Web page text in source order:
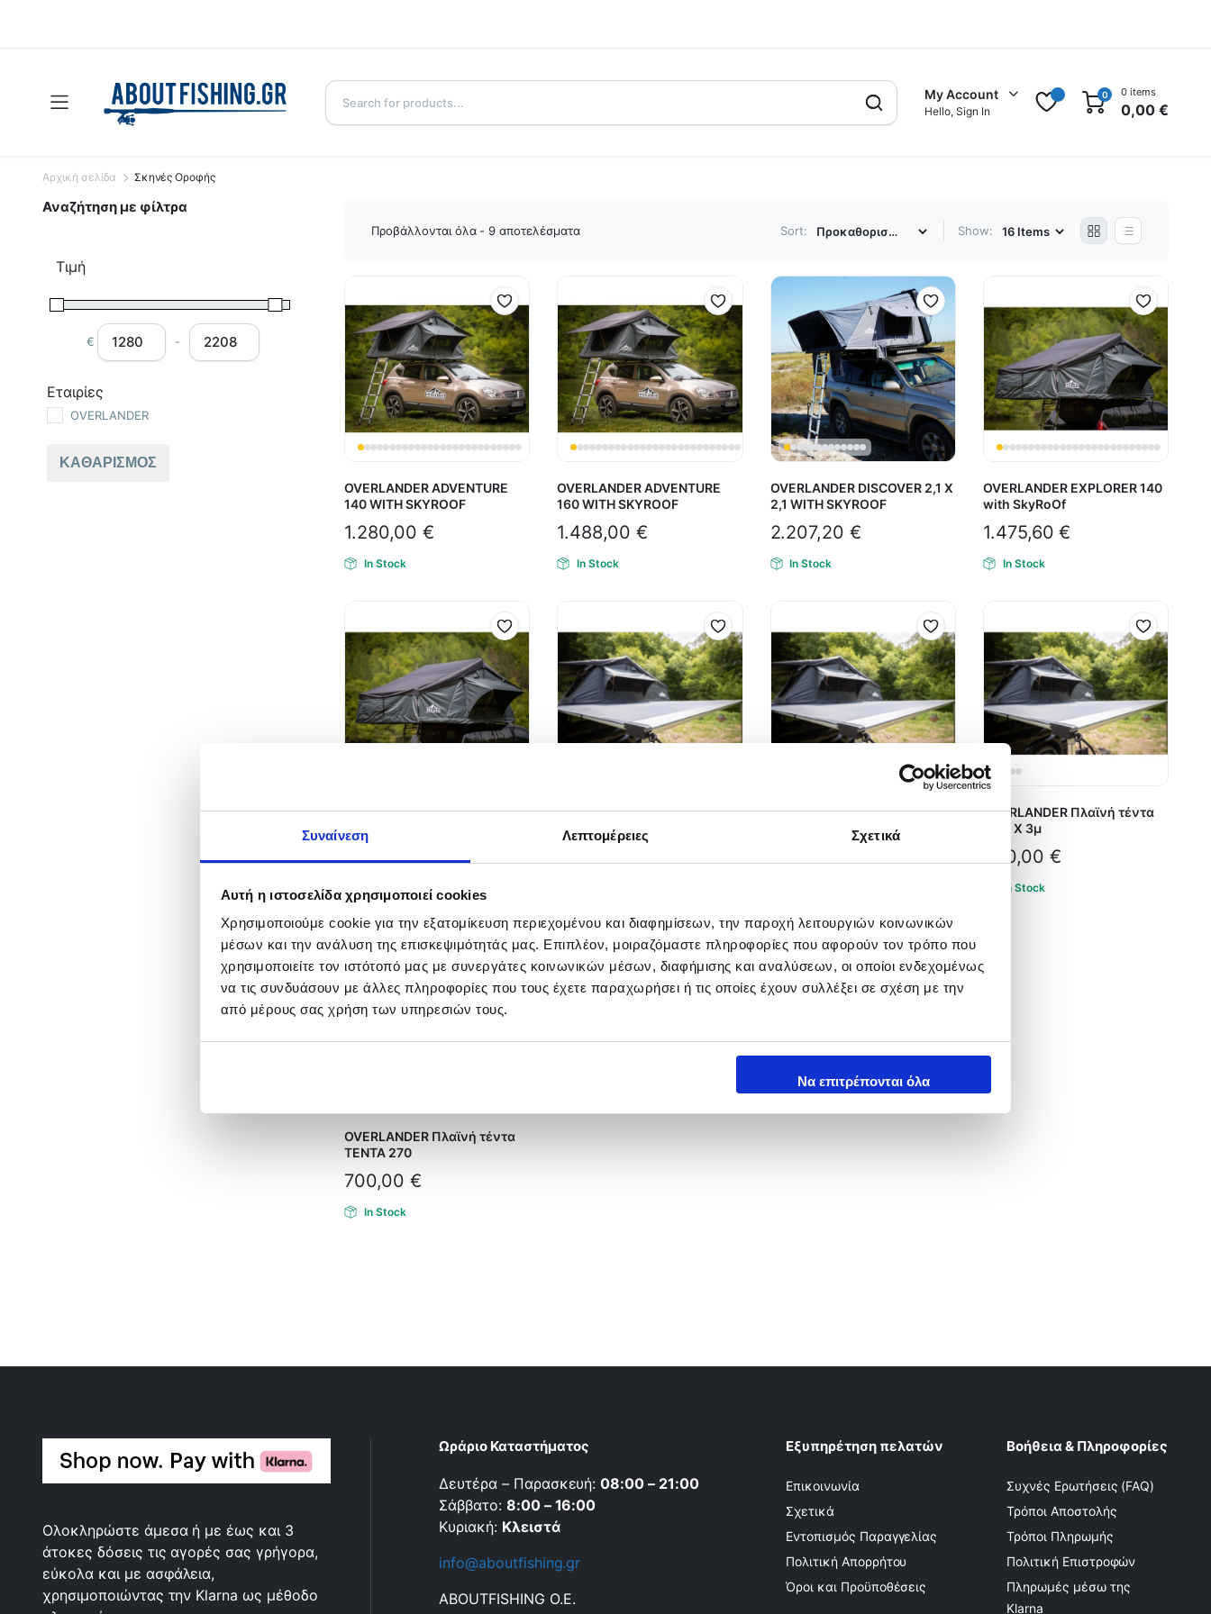
Συναίνεση Λεπτομέρειες Σχετικά
Αυτή η ιστοσελίδα χρησιμοποιεί cookies
Χρησιμοποιούμε cookie για την εξατομίκευση περιεχομένου και διαφημίσεων, την παροχή λειτουργιών κοινωνικών
μέσων και την ανάλυση της επισκεψιμότητάς μας. Επιπλέον, μοιραζόμαστε πληροφορίες που αφορούν τον τρόπο που
χρησιμοποιείτε τον ιστότοπό μας με συνεργάτες κοινωνικών μέσων, διαφήμισης και αναλύσεων, οι οποίοι ενδεχομένως
να τις συνδυάσουν με άλλες πληροφορίες που τους έχετε παραχωρήσει ή τις οποίες έχουν συλλέξει σε σχέση με την
από μέρους σας χρήση των υπηρεσιών τους.
Να επιτρέπονται όλα
My Account
Hello, Sign In
0 0 items
0,00€
Αρχική σελίδα Σκηνές Οροφής
Προβάλλονται όλα - 9 αποτελέσματα Sort: Show:
OVERLANDER ADVENTURE
140 WITH SKYROOF
1.280,00 €
In Stock
OVERLANDER ADVENTURE
160 WITH SKYROOF
1.488,00 €
In Stock
OVERLANDER DISCOVER 2,1 X
2,1 WITH SKYROΟF
2.207,20€
In Stock
OVERLANDER EXPLORER 140
with SkyRoOf
1.475,60€
In Stock
OVERLANDER EXPLORER 160
1.550,00€
OVERLANDER Πλαϊνή τέντα
2,0μ Χ 2,5μ
OVERLANDER Πλαϊνή τέντα
OVERLANDER Πλαϊνή τέντα
2,5μ Χ 3μ
350,00 €
In Stock
OVERLANDER Πλαϊνή τέντα
ΤΕΝΤΑ 270
700,00 €
In Stock
Αναζήτηση με φίλτρα
Τιμή
€ Minimum Price
-Maximum Price
Εταιρίες
OVERLANDER
ΚΑΘΑΡΙΣΜΌΣ
Ολοκληρώστε άμεσα ή με έως και 3
άτοκες δόσεις τις αγορές σας γρήγορα,
εύκολα και με ασφάλεια,
χρησιμοποιώντας την Klarna ως μέθοδο
Ωράριο Καταστήματος
Δευτέρα – Παρασκευή:08:00 – 21:00
Σάββατο: 8:00 – 16:00
Κυριακή: Κλειστά
info@aboutfishing.gr
ABOUTFISHING Ο.Ε.
Εξυπηρέτηση πελατών
Επικοινωνία
Σχετικά
Εντοπισμός Παραγγελίας
Πολιτική Απορρήτου
Όροι και Προϋποθέσεις
Βοήθεια & Πληροφορίες
Συχνές Ερωτήσεις (FAQ)
Τρόποι Αποστολής
Τρόποι Πληρωμής
Πολιτική Επιστροφών
Πληρωμές μέσω της
Klarna